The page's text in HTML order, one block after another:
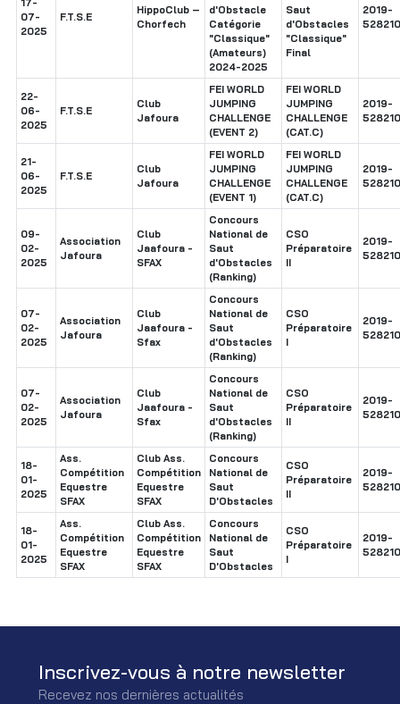
07-
2025
F.T.S.E
HippoClub –
Chorfech
d'Obstacle
Catégorie
"Classique"
(Amateurs)
2024-2025
Saut
d'Obstacles
"Classique"
Final
2019-
22-
06-
2025
F.T.S.E
Club
Jafoura
FEI WORLD
JUMPING
CHALLENGE
(EVENT 2)
FEI WORLD
JUMPING
CHALLENGE
(CAT.C)
2019-
21-
06-
2025
F.T.S.E
Club
Jafoura
FEI WORLD
JUMPING
CHALLENGE
(EVENT 1)
FEI WORLD
JUMPING
CHALLENGE
(CAT.C)
2019-
09-
02-
2025
Association
Jafoura
Club
Jaafoura -
SFAX
Concours
National de
Saut
d'Obstacles
(Ranking)
CSO
Préparatoire
II
2019-
07-
02-
2025
Association
Jafoura
Club
Jaafoura -
Sfax
Concours
National de
Saut
d'Obstacles
(Ranking)
CSO
Préparatoire
I
2019-
07-
02-
2025
Association
Jafoura
Club
Jaafoura -
Sfax
Concours
National de
Saut
d'Obstacles
(Ranking)
CSO
Préparatoire
II
2019-
18-
01-
2025
Ass.
Compétition
Equestre
SFAX
Club Ass.
Compétition
Equestre
SFAX
Concours
National de
Saut
D'Obstacles
CSO
Préparatoire
II
2019-
18-
01-
2025
Ass.
Compétition
Equestre
SFAX
Club Ass.
Compétition
Equestre
SFAX
Concours
National de
Saut
D'Obstacles
CSO
Préparatoire
I
2019-
Inscrivez-vous à notre newsletter
Recevez nos dernières actualités